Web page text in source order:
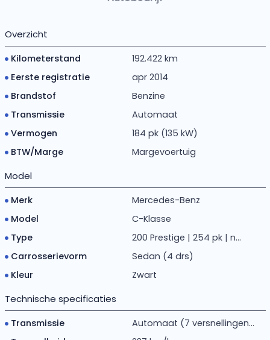
Overzicht
Kilometerstand
192.422 km
Eerste registratie
apr 2014
Brandstof
Benzine
Transmissie
Automaat
Vermogen
184 pk (135 kW)
BTW/Marge
Margevoertuig
Model
Merk
Mercedes-Benz
Model
C-Klasse
Type
200 Prestige | 254 pk | n...
Carrosserievorm
Sedan (4 drs)
Kleur
Zwart
Technische specificaties
Transmissie
Automaat (7 versnellingen...